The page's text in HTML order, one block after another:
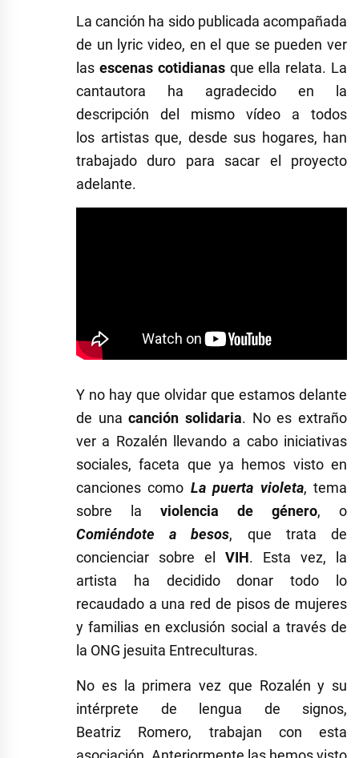
La canción ha sido publicada acompañada
de un lyric video, en el que se pueden ver
las escenas cotidianas que ella relata. La
cantautora ha agradecido en la
descripción del mismo vídeo a todos
los artistas que, desde sus hogares, han
trabajado duro para sacar el proyecto
adelante.
Y no hay que olvidar que estamos delante
de unacanción solidaria. No es extraño
ver a Rozalén llevando a cabo iniciativas
sociales, faceta que ya hemos visto en
canciones como La puerta violeta, tema
sobre la violencia de género, o
Comiéndote a besos, que trata de
concienciar sobre el VIH. Esta vez, la
artista ha decidido donar todo lo
recaudado a una red de pisos de mujeres
y familias en exclusión social a través de
la ONG jesuita Entreculturas.
No es la primera vez que Rozalén y su
intérprete de lengua de signos,
Beatriz Romero, trabajan con esta